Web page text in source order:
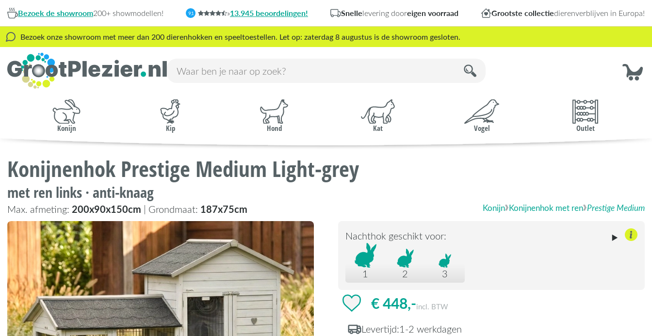
Bezoek de showroom200+ showmodellen! 9,1 »13.945 beoordelingen! Snellelevering dooreigen voorraad Grootste collectiedierenverblijven in Europa!
Bezoek onze showroom met meer dan 200 dierenhokken en speeltoestellen. Let op: zaterdag 8 augustus is de showroom gesloten.
Konijn Kip Hond Kat Vogel Outlet
Konijnenhok Prestige Medium Light-grey
met ren links · anti-knaag
Max. afmeting: 200x90x150cm | Grondmaat: 187x75cm Konijn Konijnenhok met ren Prestige Medium
Nachthok geschikt voor:
1 2 3
€ 448,-incl. BTW
Levertijd:1-2 werkdagen